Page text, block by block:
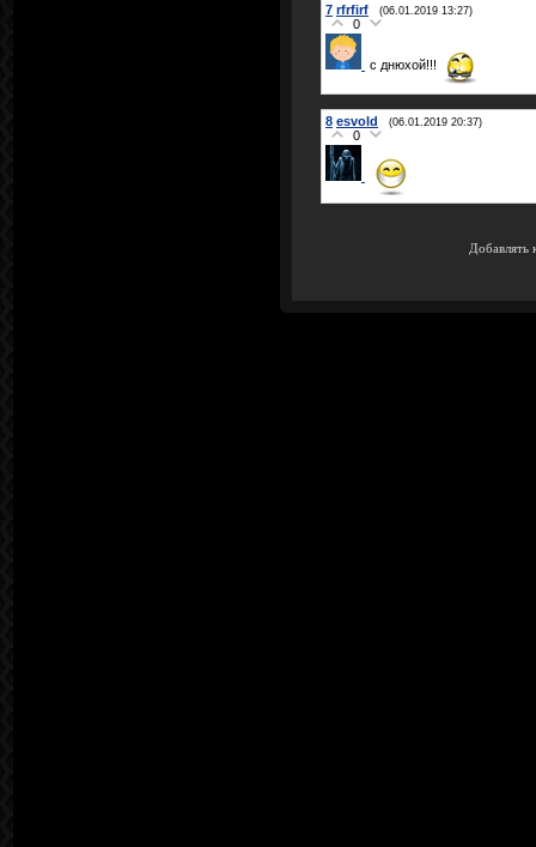
7 rfrfirf (06.01.2019 13:27)
0
с днюхой!!!
8 esvold (06.01.2019 20:37)
0
Добавлять